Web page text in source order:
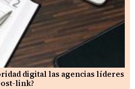
digital las agencias líderes
link?